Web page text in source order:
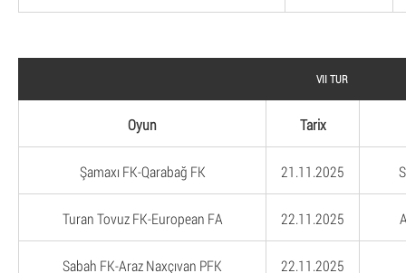
VII TUR
Oyun Tarix
Şamaxı FK-Qarabağ FK 21.11.2025
Turan Tovuz FK-European FA 22.11.2025
Sabah FK-Araz Naxçıvan PFK 22.11.2025